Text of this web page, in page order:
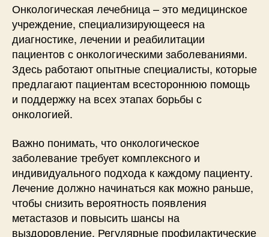
Онкологическая лечебница – это медицинское
учреждение, специализирующееся на
диагностике, лечении и реабилитации
пациентов с онкологическими заболеваниями.
Здесь работают опытные специалисты, которые
предлагают пациентам всестороннюю помощь
и поддержку на всех этапах борьбы с
онкологией.
Важно понимать, что онкологическое
заболевание требует комплексного и
индивидуального подхода к каждому пациенту.
Лечение должно начинаться как можно раньше,
чтобы снизить вероятность появления
метастазов и повысить шансы на
выздоровление. Регулярные профилактические